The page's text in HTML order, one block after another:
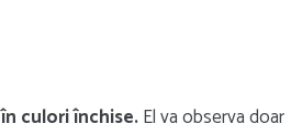
culori închise.El va observa doar